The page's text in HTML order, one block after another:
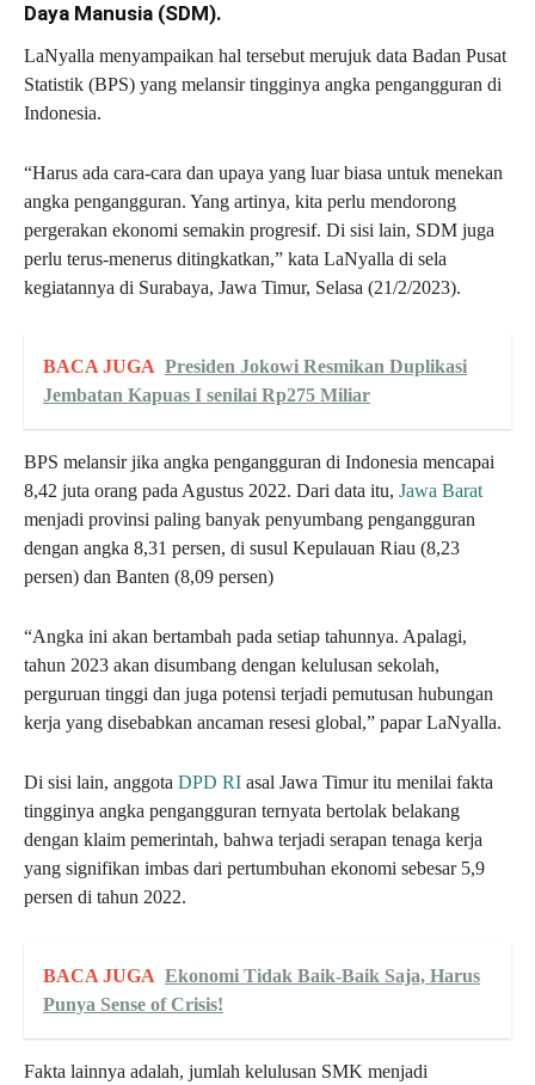
Daya Manusia (SDM).
LaNyalla menyampaikan hal tersebut merujuk data Badan Pusat
Statistik (BPS) yang melansir tingginya angka pengangguran di
Indonesia.
“Harus ada cara-cara dan upaya yang luar biasa untuk menekan
angka pengangguran. Yang artinya, kita perlu mendorong
pergerakan ekonomi semakin progresif. Di sisi lain, SDM juga
perlu terus-menerus ditingkatkan,” kata LaNyalla di sela
kegiatannya di Surabaya, Jawa Timur, Selasa (21/2/2023).
BACA JUGA Presiden Jokowi Resmikan Duplikasi
Jembatan Kapuas I senilai Rp275 Miliar
BPS melansir jika angka pengangguran di Indonesia mencapai
8,42 juta orang pada Agustus 2022. Dari data itu, Jawa Barat
menjadi provinsi paling banyak penyumbang pengangguran
dengan angka 8,31 persen, di susul Kepulauan Riau (8,23
persen) dan Banten (8,09 persen)
“Angka ini akan bertambah pada setiap tahunnya. Apalagi,
tahun 2023 akan disumbang dengan kelulusan sekolah,
perguruan tinggi dan juga potensi terjadi pemutusan hubungan
kerja yang disebabkan ancaman resesi global,” papar LaNyalla.
Di sisi lain, anggota DPD RI asal Jawa Timur itu menilai fakta
tingginya angka pengangguran ternyata bertolak belakang
dengan klaim pemerintah, bahwa terjadi serapan tenaga kerja
yang signifikan imbas dari pertumbuhan ekonomi sebesar 5,9
persen di tahun 2022.
BACA JUGA Ekonomi Tidak Baik-Baik Saja, Harus
Punya Sense of Crisis!
Fakta lainnya adalah, jumlah kelulusan SMK menjadi